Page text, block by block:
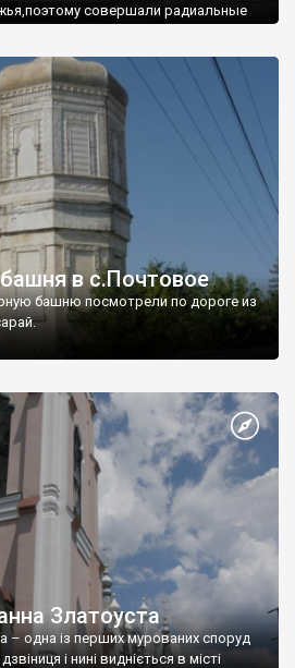
совершали радиальные
в с.Почтовое
башню посмотрели по дороге из
Златоуста
– одна із перших мурованих споруд
і нині видніється в місті